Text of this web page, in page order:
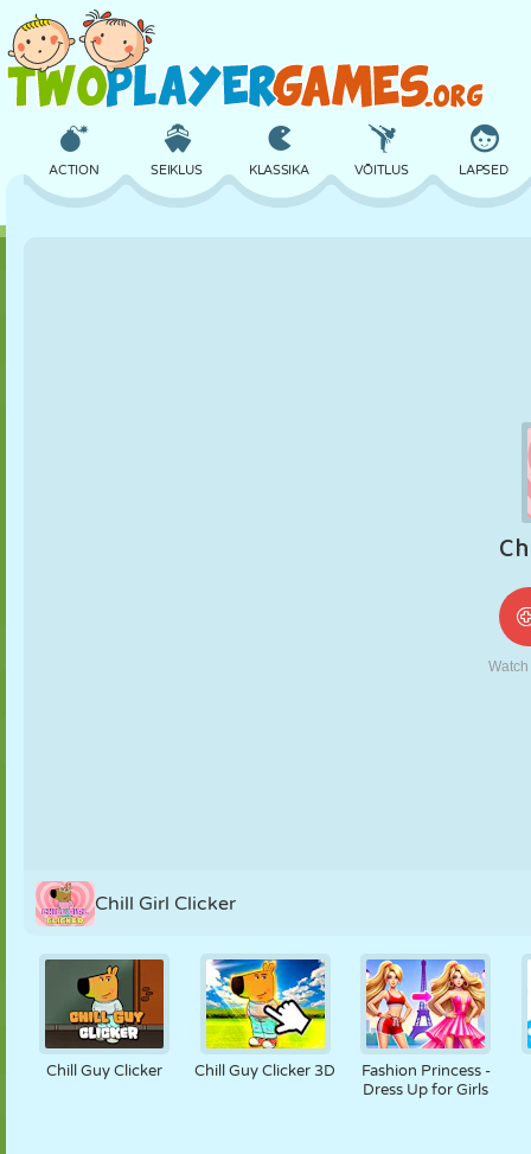
ACTION SEIKLUS KLASSIKA VÕITLUS LAPSED
ROBOT
TRULL
Chill Girl Clicker
Chill Guy Clicker Chill Guy Clicker 3D
Fashion Princess -
Dress Up for Girls